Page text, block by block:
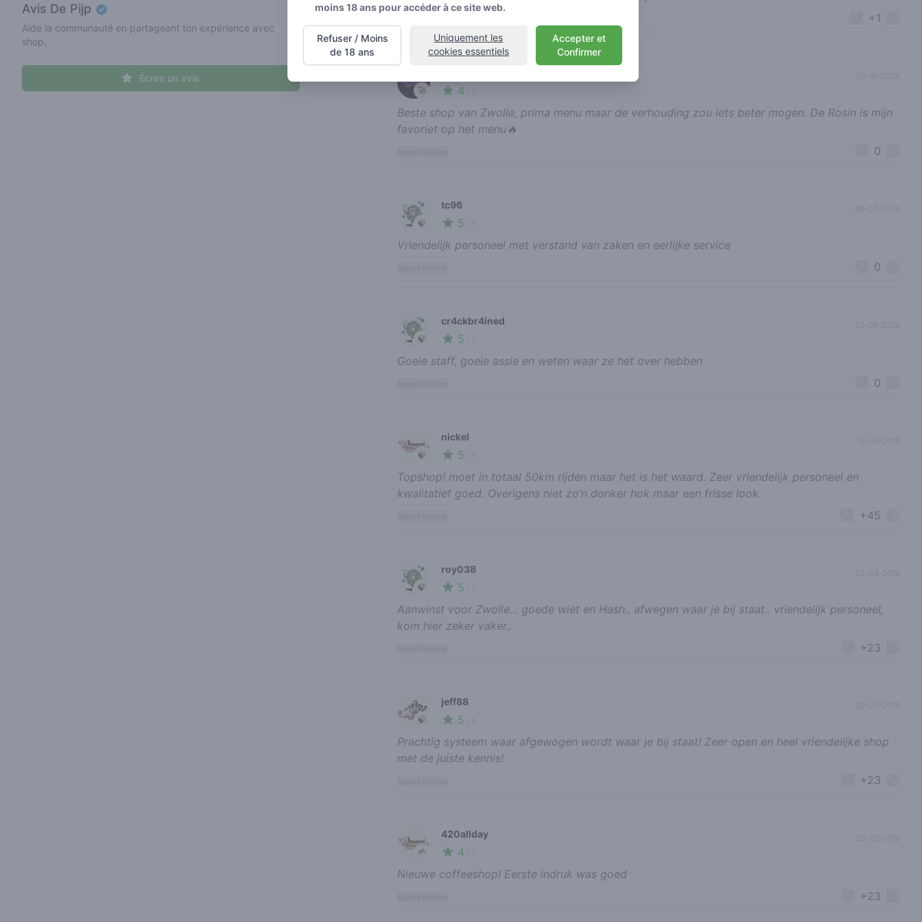
Avis De Pijp
Aide la communauté en partageant ton expérience avec
shop.
Écrire un avis
+1
🚀 4
Beste shop van Zwolle, prima menu maar de verhouding zou iets beter mogen. De Rosin is mijn
favoriet op het menu🔥
0
🍃
tc96
5
Vriendelijk personeel met verstand van zaken en eerlijke service
0
🍃
cr4ckbr4ined
5
Goeie staff, goeie assie en weten waar ze het over hebben
0
🍃
nickel
5
13-04-2019
Topshop! moet in totaal 50km rijden maar het is het waard. Zeer vriendelijk personeel en
kwalitatief goed. Overigens niet zo’n donker hok maar een frisse look.
+45
🍃
roy038
5
02-03-2019
Aanwinst voor Zwolle... goede wiet en Hash.. afwegen waar je bij staat.. vriendelijk personeel,
kom hier zeker vaker..
+23
🍃
jeff88
5
02-03-2019
Prachtig systeem waar afgewogen wordt waar je bij staat! Zeer open en heel vriendelijke shop
met de juiste kennis!
+23
🌱
420allday
4
Nieuwe coffeeshop! Eerste indruk was goed
+23
moins 18 ans pour accéder à ce site web.
Accepter et
Confirmer
Uniquement les
cookies essentiels
Refuser / Moins
de 18 ans